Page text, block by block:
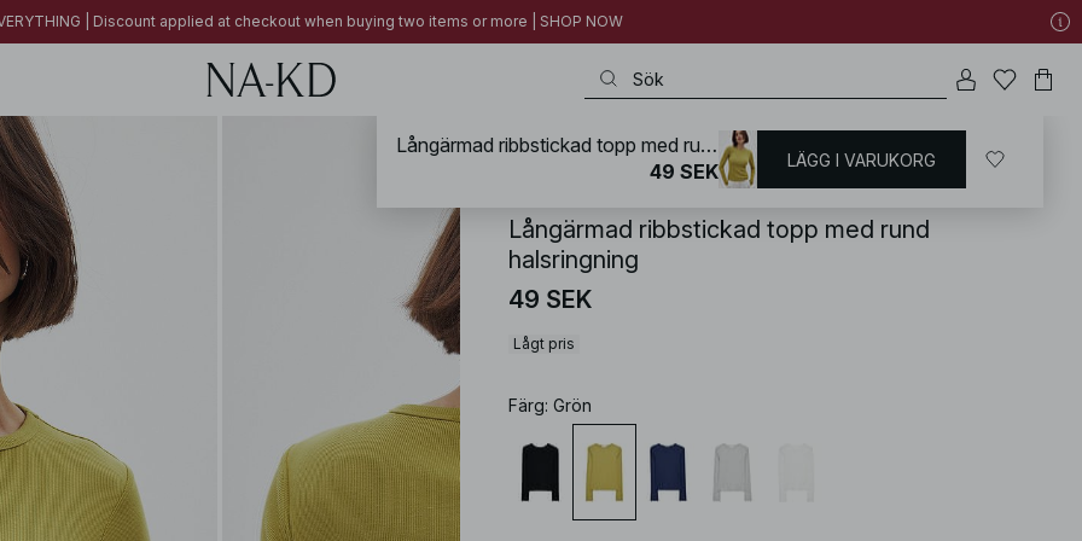
| Discount applied at checkout when buying two items or more | SHOP NOW
Bastoppar
Långärmad ribbstickad topp med rund
halsringning
49 SEK
Lågt pris
Färg: Grön
Långärmad ribbstickad topp med rund halsringning
49 SEK
LÄGG I VARUKORG